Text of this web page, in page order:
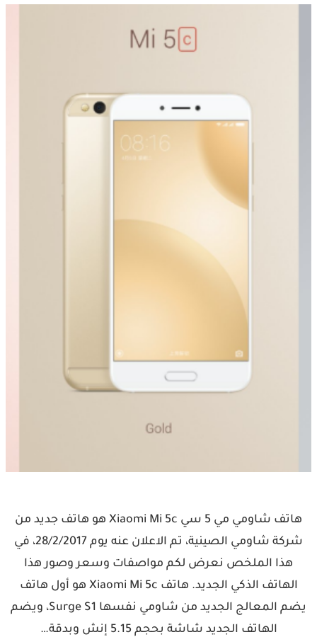
هاتف شاومي مي 5 سي Xiaomi Mi 5c هو هاتف جديد من
شركة شاومي الصينية، تم الاعلان عنه يوم 28/2/2017، في
هذا الملخص نعرض لكم مواصفات وسعر وصور هذا
الهاتف الذكي الجديد. هاتف Xiaomi Mi 5c هو أول هاتف
يضم المعالج الجديد من شاومي نفسها Surge S1، ويضم
الهاتف الجديد شاشة بحجم 5.15 إنش وبدقة…